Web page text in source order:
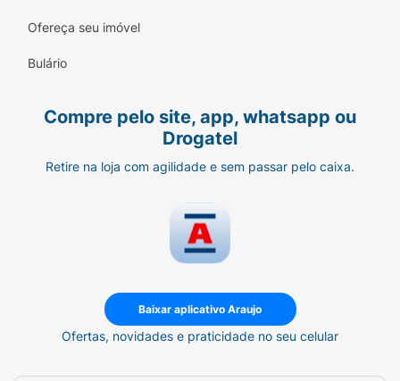
Ofereça seu imóvel
Bulário
Compre pelo site, app, whatsapp ou
Drogatel
Retire na loja com agilidade e sem passar pelo caixa.
Baixar aplicativo Araujo
Ofertas, novidades e praticidade no seu celular